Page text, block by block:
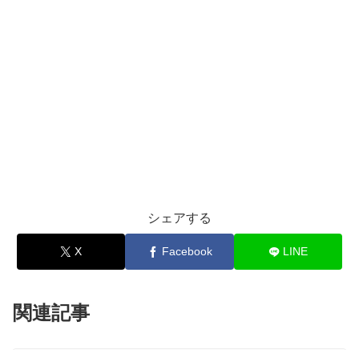
シェアする
X Facebook LINE
関連記事